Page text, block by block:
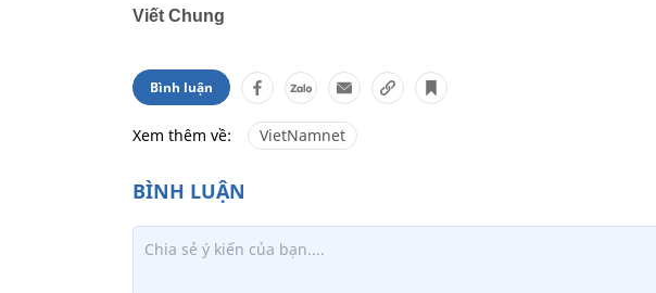
Viết Chung
Bình luận
Xem thêm về: VietNamnet